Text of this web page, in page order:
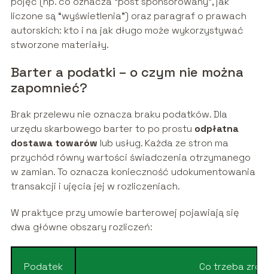
liczone są “wyświetlenia”) oraz paragraf o prawach
autorskich: kto i na jak długo może wykorzystywać
stworzone materiały.
Barter a podatki – o czym nie można
zapomnieć?
Brak przelewu nie oznacza braku podatków. Dla
urzędu skarbowego barter to po prostu odpłatna
dostawa towarów lub usług. Każda ze stron ma
przychód równy wartości świadczenia otrzymanego
w zamian. To oznacza konieczność udokumentowania
transakcji i ujęcia jej w rozliczeniach.
W praktyce przy umowie barterowej pojawiają się
dwa główne obszary rozliczeń:
Podatek Co trzeba